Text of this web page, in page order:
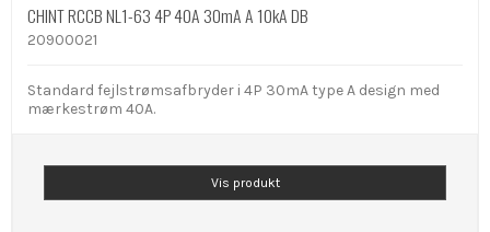
CHINT RCCB NL1-63 4P 40A 30mA A 10kA DB
20900021
Standard fejlstrømsafbryder i 4P 30mA type A design med
mærkestrøm 40A.
Vis produkt